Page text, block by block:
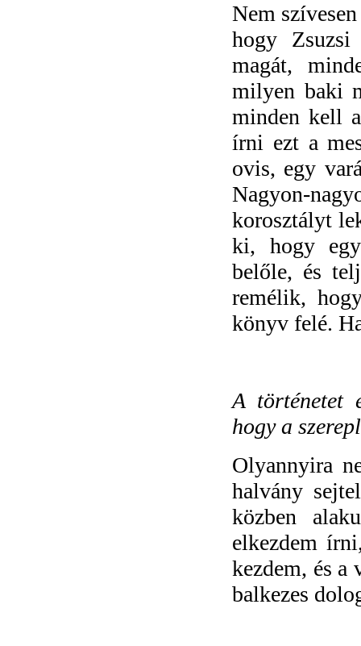
Nem
hogy
magát,
milyen baki
minden kell
írni ezt a
ovis, egy
Nagyon-
korosztályt
ki, hogy
belőle, és
remélik,
könyv felé.
A történetet
hogy a
Olyannyira
halvány
közben
elkezdem
kezdem, és a
balkezes